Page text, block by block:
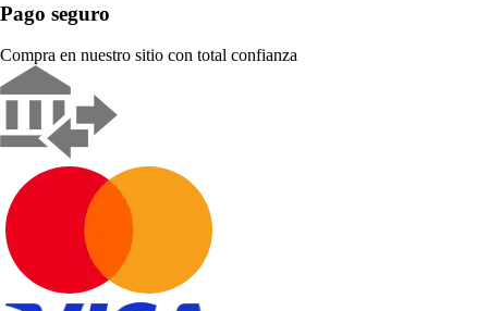
Pago seguro
Compra en nuestro sitio con total confianza